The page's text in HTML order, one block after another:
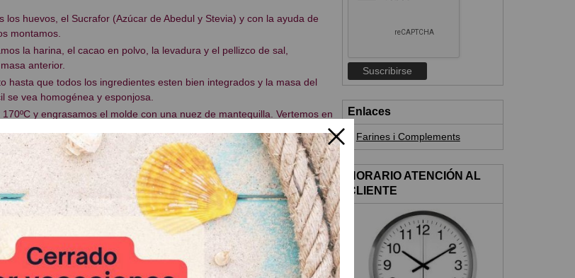
los huevos, el Sucrafor (Azúcar de Abedul y Stevia) y con la ayuda de
montamos.
la harina, el cacao en polvo, la levadura y el pellizco de sal,
anterior.
hasta que todos los ingredientes esten bien integrados y la masa del
se vea homogénea y esponjosa.
y engrasamos el molde con una nuez de mantequilla. Vertemos en
salir limpio.
sobre una rejilla y cuando este frio ya podemos degustar nuestro
p1252663-sucrafor-750gr.html
Enlaces
Farines i Complements
HORARIO ATENCIÓN AL
CLIENTE